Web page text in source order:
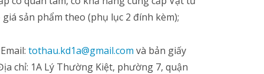
sản phẩm theo (phụ lục 2 đính kèm);
tothau.kd1a@gmail.com và bản giấy
chỉ: 1A Lý Thường Kiệt, phường 7, quận